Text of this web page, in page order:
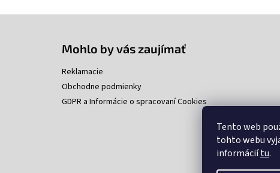
Tento web
tohto webu
informáciítu.
Mohlo by vás zaujímať
Reklamacie
Obchodne podmienky
GDPR a Informácie o spracovaní Cookies